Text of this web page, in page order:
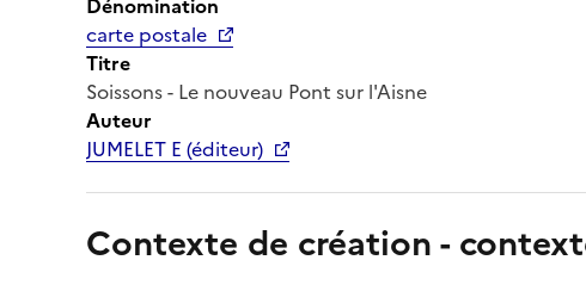
carte postale
Titre
Soissons - Le nouveau Pont sur l'Aisne
Auteur
JUMELET E (éditeur)
Contexte de création -